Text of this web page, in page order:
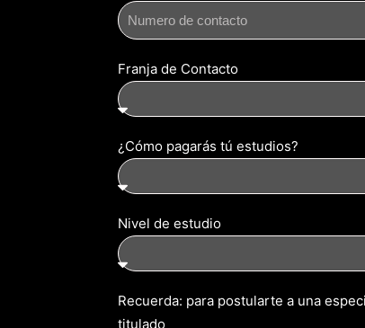
Franja de Contacto
¿Cómo pagarás tú estudios?
Nivel de estudio
Recuerda: para postularte a una
titulado